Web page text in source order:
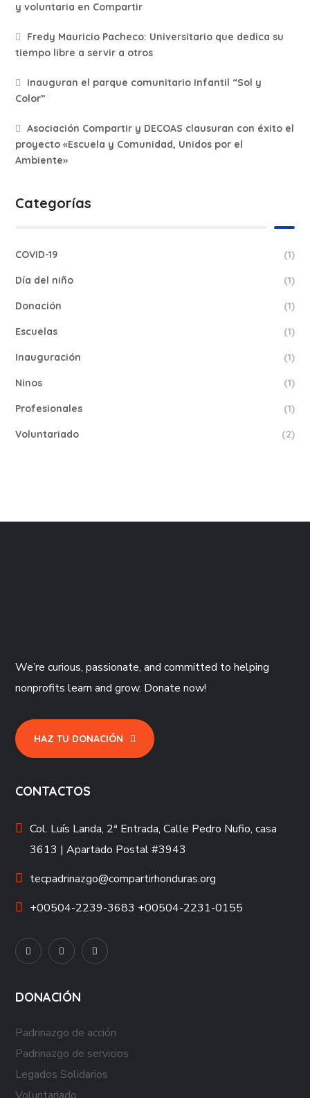
y voluntaria en Compartir
Fredy Mauricio Pacheco: Universitario que dedica su
tiempo libre a servir a otros
Inauguran el parque comunitario Infantil “Sol y
Color”
Asociación Compartir y DECOAS clausuran con éxito el
proyecto «Escuela y Comunidad, Unidos por el
Ambiente»
Categorías
COVID-19 (1)
Día del niño (1)
Donación (1)
Escuelas (1)
Inauguración (1)
Ninos (1)
Profesionales (1)
Voluntariado (2)
We’re curious, passionate, and committed to helping
nonprofits learn and grow. Donate now!
HAZ TU DONACIÓN
CONTACTOS
Col. Luís Landa, 2ª Entrada, Calle Pedro Nufio, casa
3613 | Apartado Postal #3943
tecpadrinazgo@compartirhonduras.org
+00504-2239-3683 +00504-2231-0155
DONACIÓN
Padrinazgo de acción
Padrinazgo de servicios
Legados Solidarios